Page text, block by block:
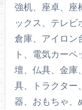
強机、座卓、座
ックス、テレビ
倉庫、アイロン
ト、電気カー
壇、仏具、金庫
具、トラクター
器、おもちゃ、